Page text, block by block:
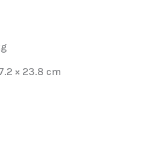
× 23.8 cm